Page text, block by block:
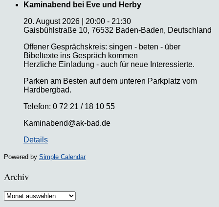
Kaminabend bei Eve und Herby
20. August 2026
20:00 - 21:30
Gaisbühlstraße 10, 76532 Baden-Baden, Deutschland
Offener Gesprächskreis: singen - beten - über
Bibeltexte ins Gespräch kommen
Herzliche Einladung - auch für neue Interessierte.
Parken am Besten auf dem unteren Parkplatz vom
Hardbergbad.
Telefon: 0 72 21 / 18 10 55
Kaminabend@ak-bad.de
Details
Powered by Simple Calendar
Archiv
Archiv